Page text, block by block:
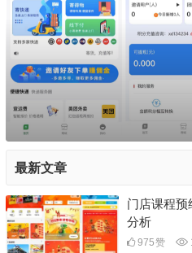
最新文章
门店课程预
分析
975赞